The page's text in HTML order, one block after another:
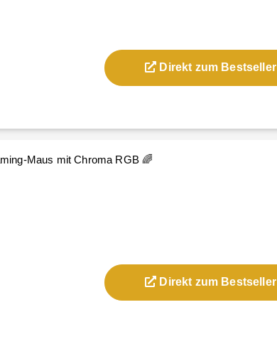
Direkt zum Bestseller
Maus mit Chroma RGB 🌈
Direkt zum Bestseller